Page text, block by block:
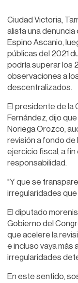
Ciudad Victoria,
alista una
Espino Ascanio,
públicas del 2021
podría superar los
observaciones a
descentralizados.
El presidente de la
Fernández, dijo
Noriega Orozco,
revisión a fondo de
ejercicio fiscal, a
responsabilidad.
"Y que se
irregularidades
El diputado
Gobierno del
que acelere la
e incluso vaya más
irregularidades
En este sentido,